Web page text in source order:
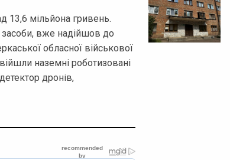
13,6 мільйона гривень.
засоби, вже надійшов до
обласної військової
наземні роботизовані
дронів,